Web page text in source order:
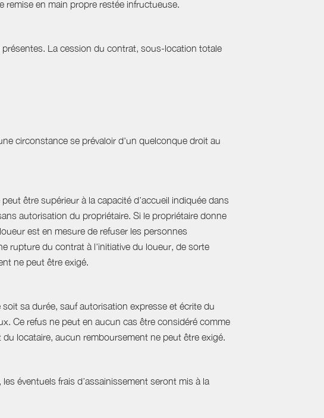
remise en main propre restée infructueuse.
La cession du contrat, sous-location totale
circonstance se prévaloir d'un quelconque droit au
être supérieur à la capacité d’accueil indiquée dans
autorisation du propriétaire. Si le propriétaire donne
est en mesure de refuser les personnes
rupture du contrat à l'initiative du loueur, de sorte
ne peut être exigé.
sa durée, sauf autorisation expresse et écrite du
Ce refus ne peut en aucun cas être considéré comme
locataire, aucun remboursement ne peut être exigé.
éventuels frais d’assainissement seront mis à la